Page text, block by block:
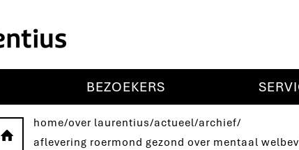
BEZOEKERS
H
home/over laurentius/actueel/archief/
aflevering roermond gezond over mentaal